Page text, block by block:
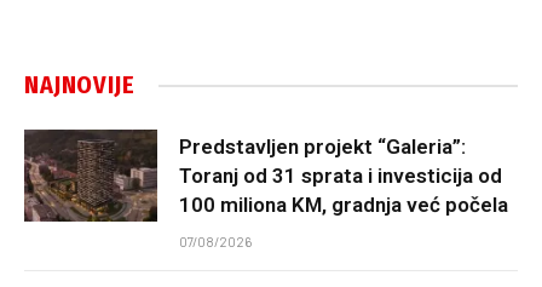
NAJNOVIJE
Predstavljen projekt “Galeria”:
Toranj od 31 sprata i investicija od
100 miliona KM, gradnja već počela
07/08/2026